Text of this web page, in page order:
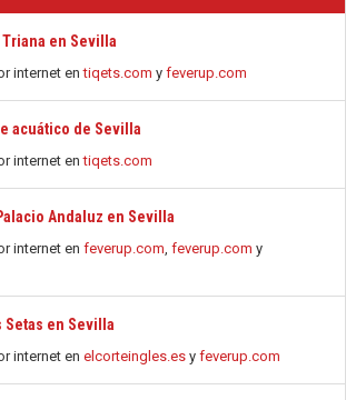
en Sevilla
internet entiqets.com y feverup.com
acuático de Sevilla
internet entiqets.com
Andaluz en Sevilla
internet en feverup.com, feverup.com y
Setas en Sevilla
internet en elcorteingles.es y feverup.com